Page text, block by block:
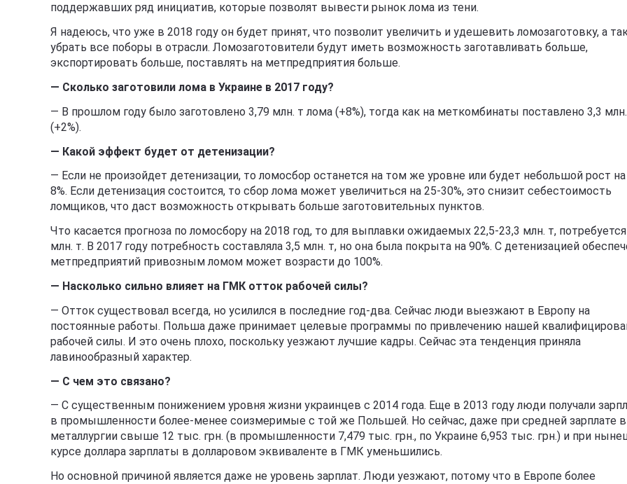
поддержавших ряд инициатив, которые позволят вывести рынок лома из тени.
Я надеюсь, что уже в 2018 году он будет принят, что позволит увеличить и удешевить ломозаготовку, а
убрать все поборы в отрасли. Ломозаготовители будут иметь возможность заготавливать больше,
экспортировать больше, поставлять на метпредприятия больше.
— Сколько заготовили лома в Украине в 2017 году?
— В прошлом году было заготовлено 3,79 млн. т лома (+8%), тогда как на меткомбинаты поставлено 3,3
(+2%).
— Какой эффект будет от детенизации?
— Если не произойдет детенизации, то ломосбор останется на том же уровне или будет небольшой рост
8%. Если детенизация состоится, то сбор лома может увеличиться на 25-30%, это снизит себестоимость
ломщиков, что даст возможность открывать больше заготовительных пунктов.
Что касается прогноза по ломосбору на 2018 год, то для выплавки ожидаемых 22,5-23,3 млн. т,
млн. т. В 2017 году потребность составляла 3,5 млн. т, но она была покрыта на 90%. С детенизацией
метпредприятий привозным ломом может возрасти до 100%.
— Насколько сильно влияет на ГМК отток рабочей силы?
— Отток существовал всегда, но усилился в последние год-два. Сейчас люди выезжают в Европу на
постоянные работы. Польша даже принимает целевые программы по привлечению нашей
рабочей силы. И это очень плохо, поскольку уезжают лучшие кадры. Сейчас эта тенденция приняла
лавинообразный характер.
— С чем это связано?
— С существенным понижением уровня жизни украинцев с 2014 года. Еще в 2013 году люди получали
в промышленности более-менее соизмеримые с той же Польшей. Но сейчас, даже при средней зарплате в
металлургии свыше 12 тыс. грн. (в промышленности 7,479 тыс. грн., по Украине 6,953 тыс. грн.) и при
курсе доллара зарплаты в долларовом эквиваленте в ГМК уменьшились.
Но основной причиной является даже не уровень зарплат. Люди уезжают, потому что в Европе более